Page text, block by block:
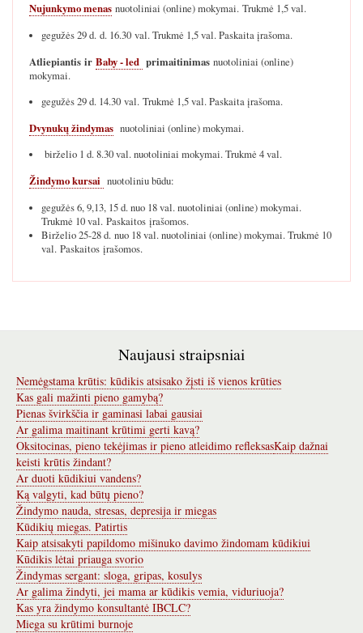
Nujunkymo menas nuotoliniai (online) mokymai. Trukmė 1,5 val.
gegužės 29 d. d. 16.30 val. Trukmė 1,5 val. Paskaita įrašoma.
Atliepiantis ir Baby - led primaitinimas nuotoliniai (online)
mokymai.
gegužės 29 d. 14.30 val. Trukmė 1,5 val. Paskaita įrašoma.
Dvynukų žindymas nuotoliniai (online) mokymai.
birželio 1 d. 8.30 val. nuotoliniai mokymai. Trukmė 4 val.
Žindymo kursai nuotoliniu būdu:
gegužės 6, 9,13, 15 d. nuo 18 val. nuotoliniai (online) mokymai.
Trukmė 10 val. Paskaitos įrašomos.
Birželio 25-28 d. nuo 18 val. nuotoliniai (online) mokymai. Trukmė 10
val. Paskaitos įrašomos.
Naujausi straipsniai
Nemėgstama krūtis: kūdikis atsisako žįsti iš vienos krūties
Kas gali mažinti pieno gamybą?
Pienas švirkščia ir gaminasi labai gausiai
Ar galima maitinant krūtimi gerti kavą?
Oksitocinas, pieno tekėjimas ir pieno atleidimo refleksasKaip dažnai
keisti krūtis žindant?
Ar duoti kūdikiui vandens?
Ką valgyti, kad būtų pieno?
Žindymo nauda, stresas, depresija ir miegas
Kūdikių miegas. Patirtis
Kaip atsisakyti papildomo mišinuko davimo žindomam kūdikiui
Kūdikis lėtai priauga svorio
Žindymas sergant: sloga, gripas, kosulys
Ar galima žindyti, jei mama ar kūdikis vemia, viduriuoja?
Kas yra žindymo konsultantė IBCLC?
Miega su krūtimi burnoje